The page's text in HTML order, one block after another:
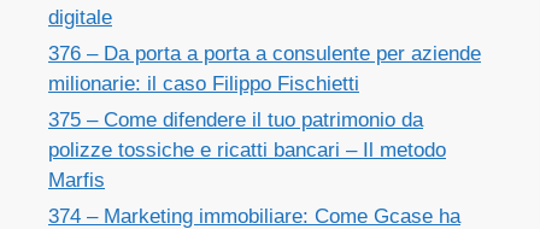
digitale
376 – Da porta a porta a consulente per aziende
milionarie: il caso Filippo Fischietti
375 – Come difendere il tuo patrimonio da
polizze tossiche e ricatti bancari – Il metodo
Marfis
374 – Marketing immobiliare: Come Gcase ha